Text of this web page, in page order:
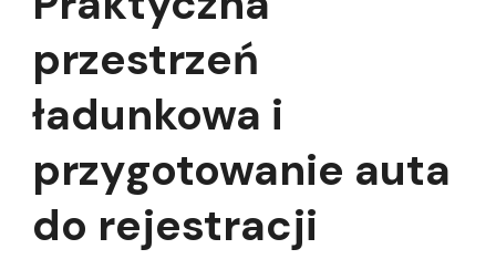
przestrzeń
ładunkowa i
przygotowanie auta
do rejestracji